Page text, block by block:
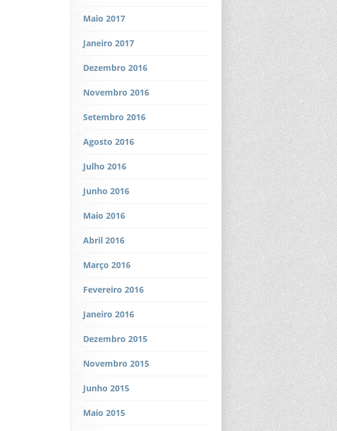
Maio 2017
Janeiro 2017
Dezembro 2016
Novembro 2016
Setembro 2016
Agosto 2016
Julho 2016
Junho 2016
Maio 2016
Abril 2016
Março 2016
Fevereiro 2016
Janeiro 2016
Dezembro 2015
Novembro 2015
Junho 2015
Maio 2015